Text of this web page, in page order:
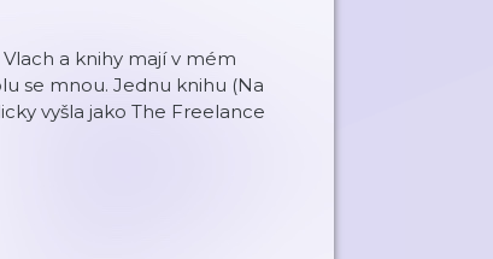
a knihy mají v mém
se mnou. Jednu knihu (Na
vyšla jako The Freelance